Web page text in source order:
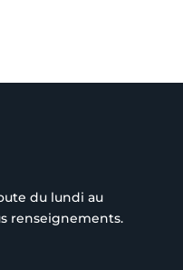
du lundi au
renseignements.